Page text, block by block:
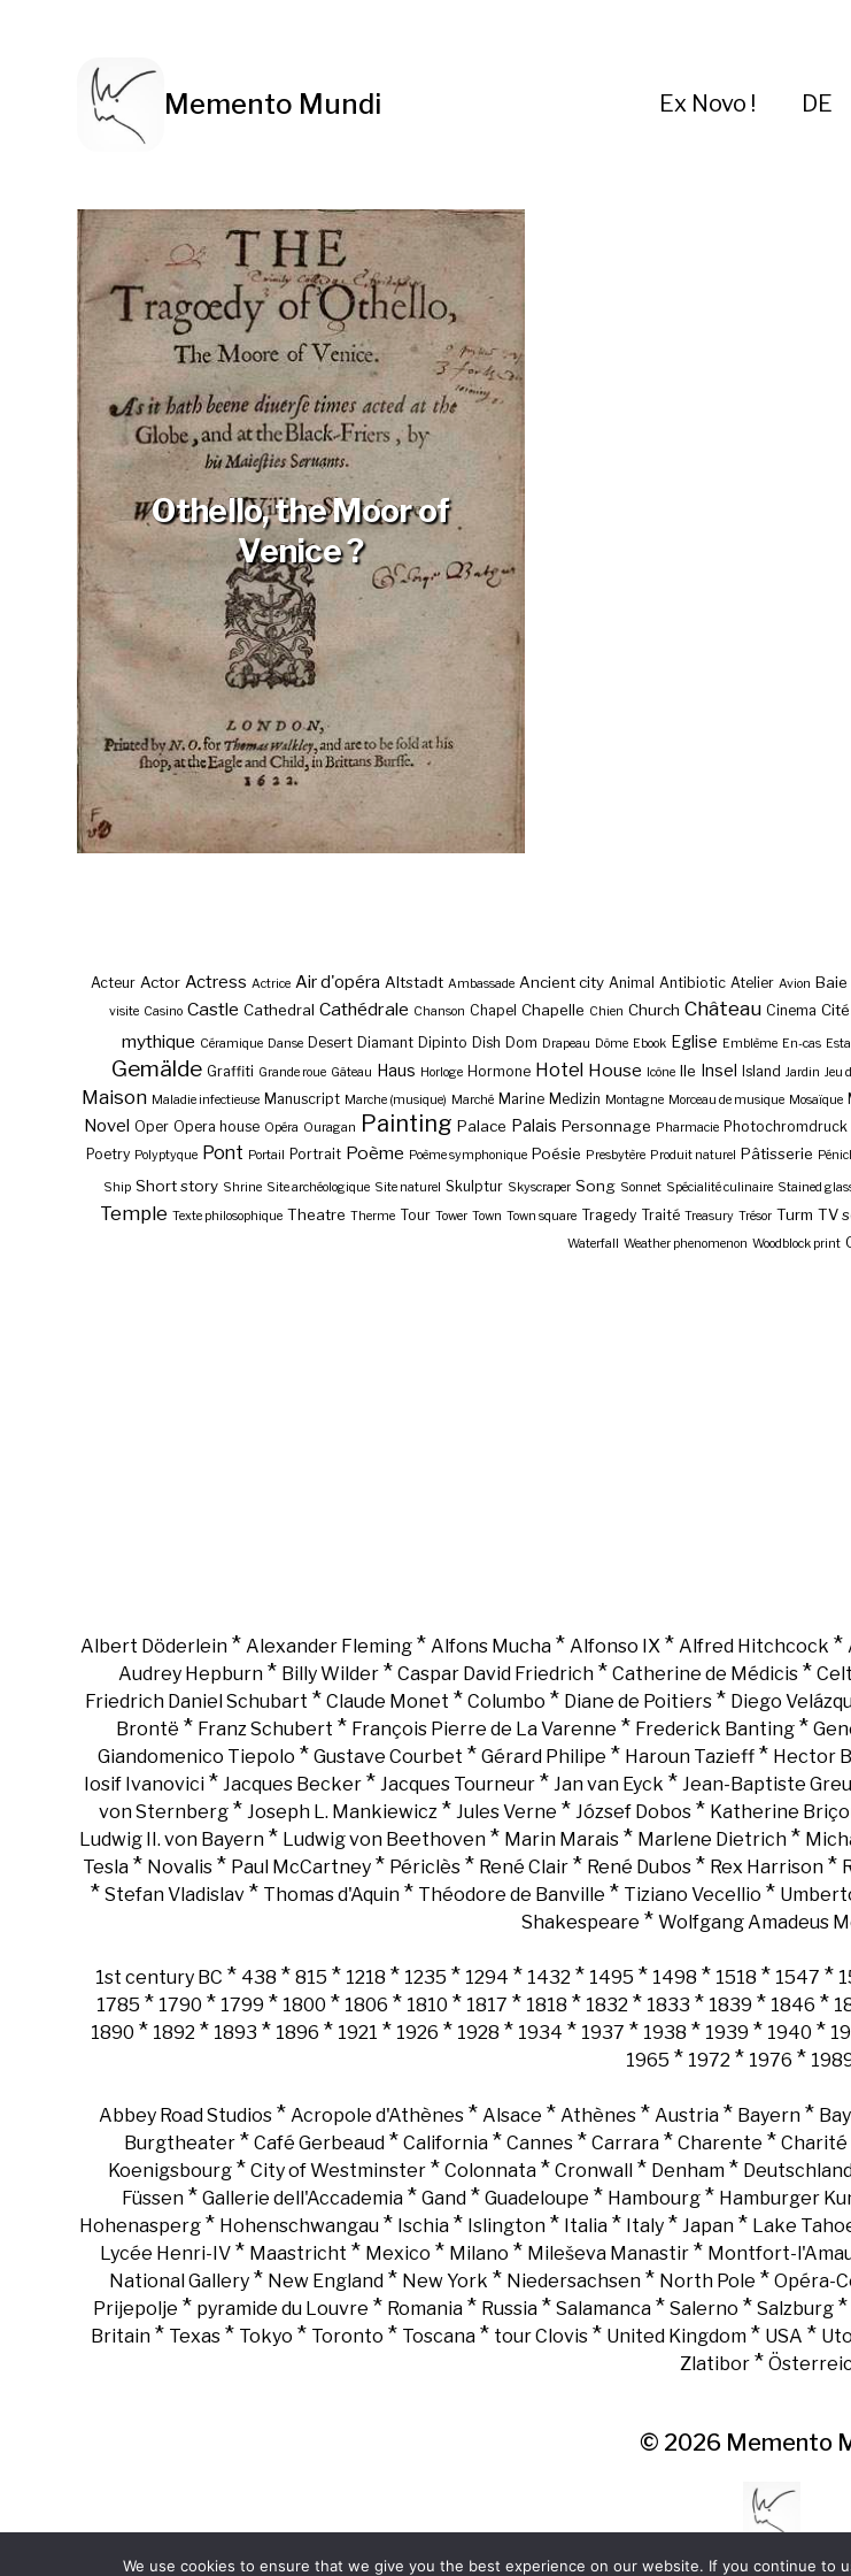
Memento Mundi Ex Novo ! DE
Othello, the Moor of
Venice ?
Acteur Actor Actress Actrice Air d'opéra Altstadt Ambassade Ancient city Animal Antibiotic Atelier Avion Baie
visite Casino Castle Cathedral Cathédrale Chanson Chapel Chapelle Chien Church Château Cinema
mythique Céramique Danse Desert Diamant Dipinto Dish Dom Drapeau Dôme Ebook Eglise Emblème En-cas
Gemälde Graffiti Grande roue Gâteau Haus Horloge Hormone Hotel House Icône Ile Insel Island Jardin Jeu
Maison Maladie infectieuse Manuscript Marche (musique) Marché Marine Medizin Montagne Morceau de musique Mosaïque
Novel Oper Opera house Opéra Ouragan Painting Palace Palais Personnage Pharmacie Photochromdruck
Poetry Polyptyque Pont Portail Portrait Poème Poème symphonique Poésie Presbytère Produit naturel Pâtisserie
Ship Short story Shrine Site archéologique Site naturel Skulptur Skyscraper Song Sonnet Spécialité culinaire Stained
Temple Texte philosophique Theatre Therme Tour Tower Town Town square Tragedy Traité Treasury Trésor Turm TV
Waterfall Weather phenomenon Woodblock print
Albert Döderlein* Alexander Fleming* Alfons Mucha* Alfonso IX * Alfred Hitchcock *
Audrey Hepburn* Billy Wilder* Caspar David Friedrich* Catherine de Médicis*
Friedrich Daniel Schubart * Claude Monet * Columbo * Diane de Poitiers* Diego
Brontë * Franz Schubert * François Pierre de La Varenne * Frederick Banting*
Giandomenico Tiepolo * Gustave Courbet * Gérard Philipe * Haroun Tazieff* Hector
Iosif Ivanovici * Jacques Becker * Jacques Tourneur * Jan van Eyck * Jean-Baptiste
von Sternberg * Joseph L. Mankiewicz * Jules Verne * József Dobos * Katherine
Ludwig II. von Bayern * Ludwig von Beethoven * Marin Marais * Marlene Dietrich *
Tesla * Novalis * Paul McCartney * Périclès * René Clair * René Dubos * Rex Harrison *
* Stefan Vladislav * Thomas d'Aquin * Théodore de Banville * Tiziano Vecellio *
Shakespeare * Wolfgang Amadeus
1st century BC * 438 * 815 * 1218 * 1235 * 1294 * 1432 * 1495 * 1498 * 1518 * 1547 *
1785 * 1790 * 1799 * 1800 * 1806 * 1810 * 1817 * 1818 * 1832 * 1833 * 1839 * 1846 *
1890 * 1892 * 1893 * 1896 * 1921 * 1926 * 1928 * 1934 * 1937 * 1938 * 1939 * 1940 *
1965 * 1972 * 1976 *
Abbey Road Studios* Acropole d'Athènes* Alsace * Athènes* Austria* Bayern*
Burgtheater* Café Gerbeaud* California* Cannes* Carrara* Charente * Charité
Koenigsbourg * City of Westminster * Colonnata * Cronwall * Denham *
Füssen * Gallerie dell'Accademia * Gand * Guadeloupe * Hambourg * Hamburger
Hohenasperg* Hohenschwangau* Ischia* Islington* Italia* Italy* Japan* Lake
Lycée Henri-IV * Maastricht * Mexico * Milano * Mileševa Manastir * Montfort-
National Gallery* New England* New York * Niedersachsen* North Pole * Opéra-
Prijepolje * pyramide du Louvre * Romania * Russia * Salamanca * Salerno * Salzburg *
Britain* Texas* Tokyo * Toronto * Toscana* tour Clovis* United Kingdom* USA *
Zlatibor*
© 2026 Memento
We use cookies to ensure that we give you the best experience on our website. If you continue to